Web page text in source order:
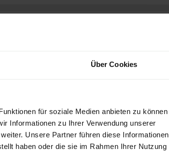
Über Cookies
für soziale Medien anbieten zu können
Informationen zu Ihrer Verwendung unserer
Unsere Partner führen diese Informationen
haben oder die sie im Rahmen Ihrer Nutzung